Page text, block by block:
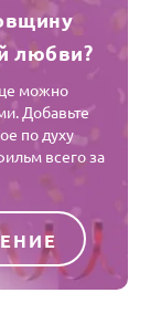
любви?
можно
Добавьте
по духу
всего за